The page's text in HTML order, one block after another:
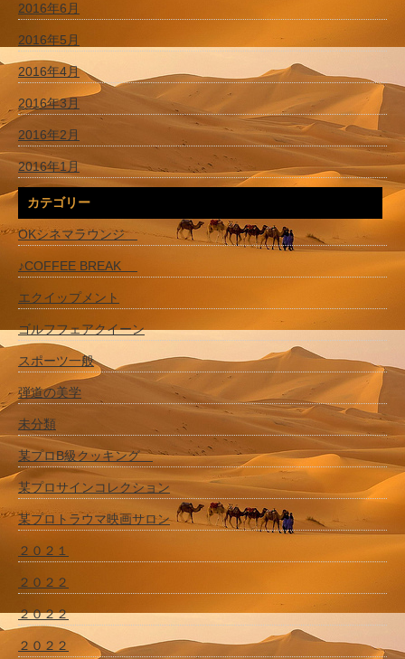
2016年6月
2016年5月
2016年4月
2016年3月
2016年2月
2016年1月
カテゴリー
OKシネマラウンジ
♪COFFEE BREAK
エクイップメント
ゴルフフェアクイーン
スポーツ一般
弾道の美学
未分類
某プロB級クッキング
某プロサインコレクション
某プロトラウマ映画サロン
２０２１
２０２２
２０２２
２０２２